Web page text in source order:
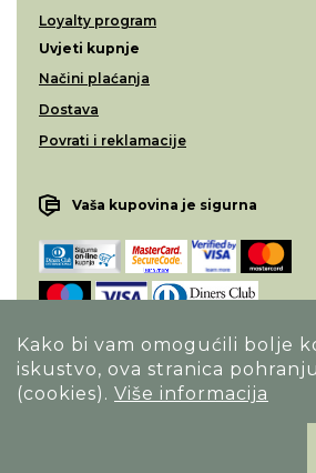
Kako bi vam omogućili bolje
iskustvo, ova stranica
(cookies). Više informacija
Loyalty program
Uvjeti kupnje
Načini plaćanja
Dostava
Povrati i reklamacije
Vaša kupovina je sigurna
Opći uvjeti poslovanja
Izjava o sigurnosti načina poslovanja